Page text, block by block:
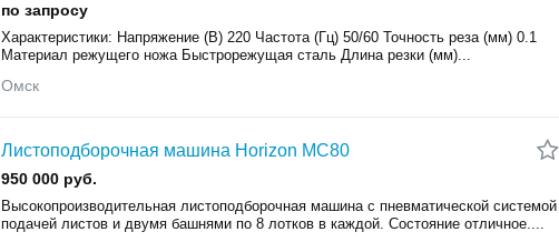
по запросу
Характеристики: Напряжение (В) 220 Частота (Гц) 50/60 Точность реза (мм) 0.1
Материал режущего ножа Быстрорежущая сталь Длина резки (мм)...
Омск
Листоподборочная машина Horizon MC80
950 000 руб.
Высокопроизводительная листоподборочная машина с пневматической системой
подачей листов и двумя башнями по 8 лотков в каждой. Состояние отличное....